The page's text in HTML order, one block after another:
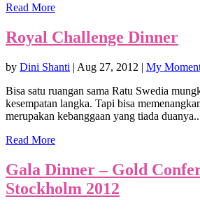
Read More
Royal Challenge Dinner
by Dini Shanti | Aug 27, 2012 | My
Bisa satu ruangan sama Ratu Swedia
kesempatan langka. Tapi bisa
merupakan kebanggaan yang tiada
Read More
Gala Dinner – Gold
Stockholm 2012